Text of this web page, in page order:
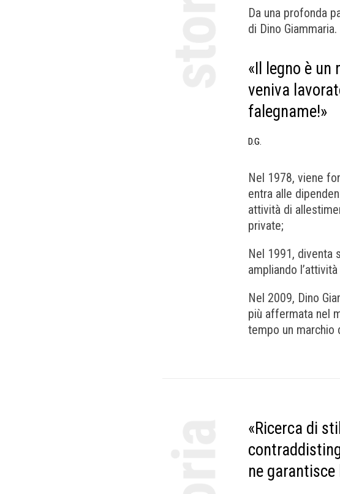
Da una profonda
di Dino Giammaria.
«Il legno è
veniva
falegname!»
D.G.
Nel 1978, viene
entra alle
attività di
private;
Nel 1991, diventa
ampliando
Nel 2009, Dino
più affermata nel
tempo un marchio
«Ricerca di
ne garantisce